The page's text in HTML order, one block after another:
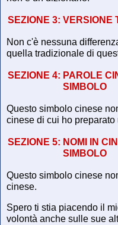
SEZIONE 3: VERSIONE
Non c'è nessuna
quella tradizionale di
SEZIONE 4: PAROLE
SIMBOLO
Questo simbolo cinese
cinese di cui ho preparato
SEZIONE 5: NOMI IN
SIMBOLO
Questo simbolo cinese
cinese.
Spero ti stia piacendo il
volontà anche sulle sue